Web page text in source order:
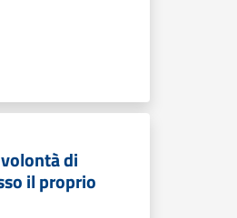
di
il proprio